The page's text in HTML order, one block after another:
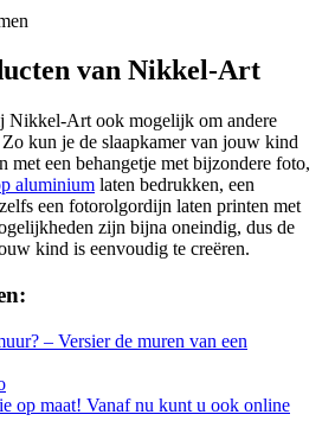
van Nikkel-Art
Nikkel-Art ook mogelijk om andere
kun je de slaapkamer van jouw kind
met een behangetje met bijzondere foto,
aluminium laten bedrukken, een
een fotorolgordijn laten printen met
zijn bijna oneindig, dus de
kind is eenvoudig te creëren.
– Versier de muren van een
op maat! Vanaf nu kunt u ook online